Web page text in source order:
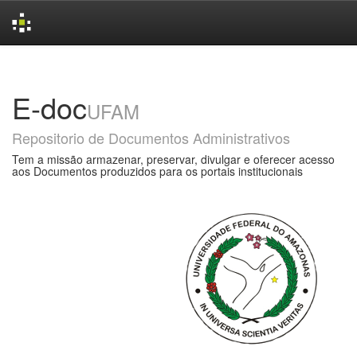
E-docUFAM
Repositorio de Documentos Administrativos
Tem a missão armazenar, preservar, divulgar e oferecer acesso
aos Documentos produzidos para os portais institucionais